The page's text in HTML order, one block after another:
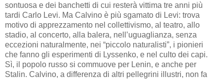
sontuosa e dei banchetti di cui resterà vittima tre anni più
tardi Carlo Levi. Ma Calvino è più sgamato di Levi: trova
motivo di apprezzamento nel collettivismo, al teatro, allo
stadio, al concerto, alla balera, nell’uguaglianza, senza
eccezioni naturalmente, nei “piccolo naturalisti”, i pionieri
che fanno gli esperimenti di Lyssenko, e nel culto dei capi.
Sì, il popolo russo si commuove per Lenin, e anche per
Stalin. Calvino, a differenza di altri pellegrini illustri, non fa